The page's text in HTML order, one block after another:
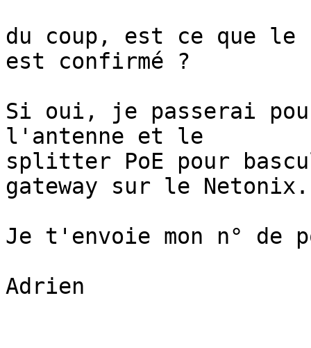
du coup, est ce que le
est confirmé ?
Si oui, je passerai
l'antenne et le
splitter PoE pour
gateway sur le Netonix.
Je t'envoie mon n° de
Adrien